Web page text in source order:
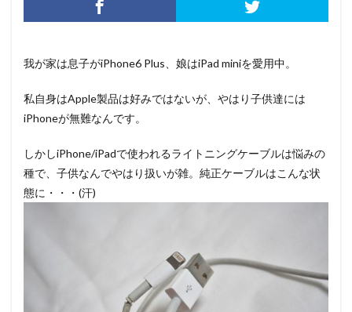
我が家は息子がiPhone6 Plus、娘はiPad miniを愛用中。
私自身はApple製品は好みではないが、やはり子供達には
iPhoneが無難なんです。
しかしiPhone/iPadで使われるライトニングケーブルは悩みの
種で、子供なんでやはり扱いが雑。純正ケーブルはこんな状
態に・・・(汗)